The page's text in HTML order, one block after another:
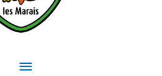
MENU